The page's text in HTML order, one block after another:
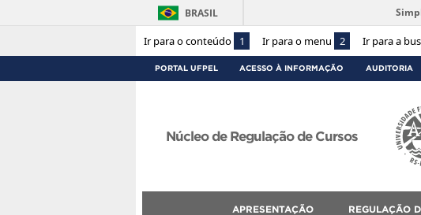
Ir para o conteúdo 1 Ir para o menu 2 Ir para a
BRASIL
PORTAL UFPEL ACESSO À INFORMAÇÃO AUDITORIA
Núcleo de Regulação de Cursos
APRESENTAÇÃO REGULAÇÃO